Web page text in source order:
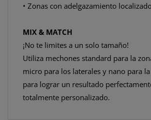
• Zonas con adelgazamiento localizado
MIX & MATCH
¡No te limites a un solo tamaño!
Utiliza mechones standard para la
micro para los laterales y nano para
para lograr un resultado
totalmente personalizado.